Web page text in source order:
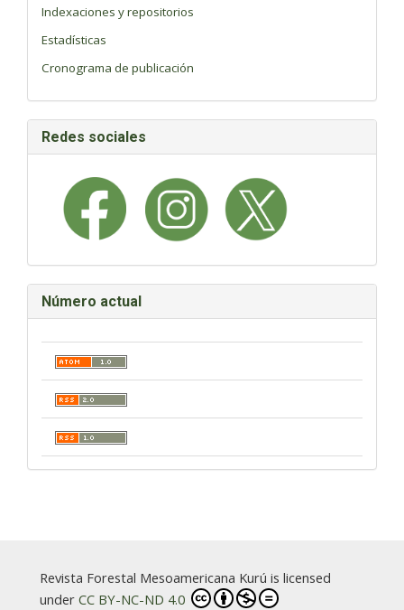
Indexaciones y repositorios
Estadísticas
Cronograma de publicación
Redes sociales
Número actual
Revista Forestal Mesoamericana Kurú is licensed
underCC BY-NC-ND 4.0